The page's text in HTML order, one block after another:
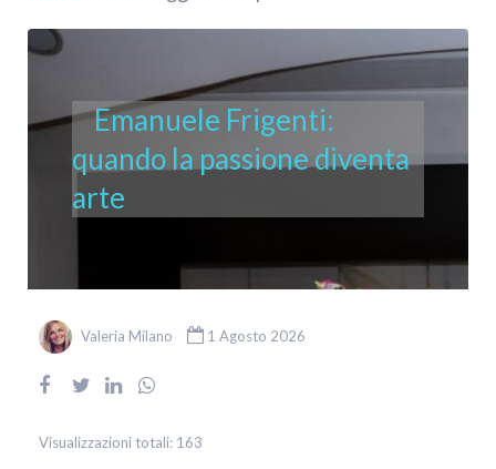
Emanuele Frigenti:
quando la passione diventa
arte
Valeria Milano 1 Agosto 2026
Visualizzazioni totali: 163